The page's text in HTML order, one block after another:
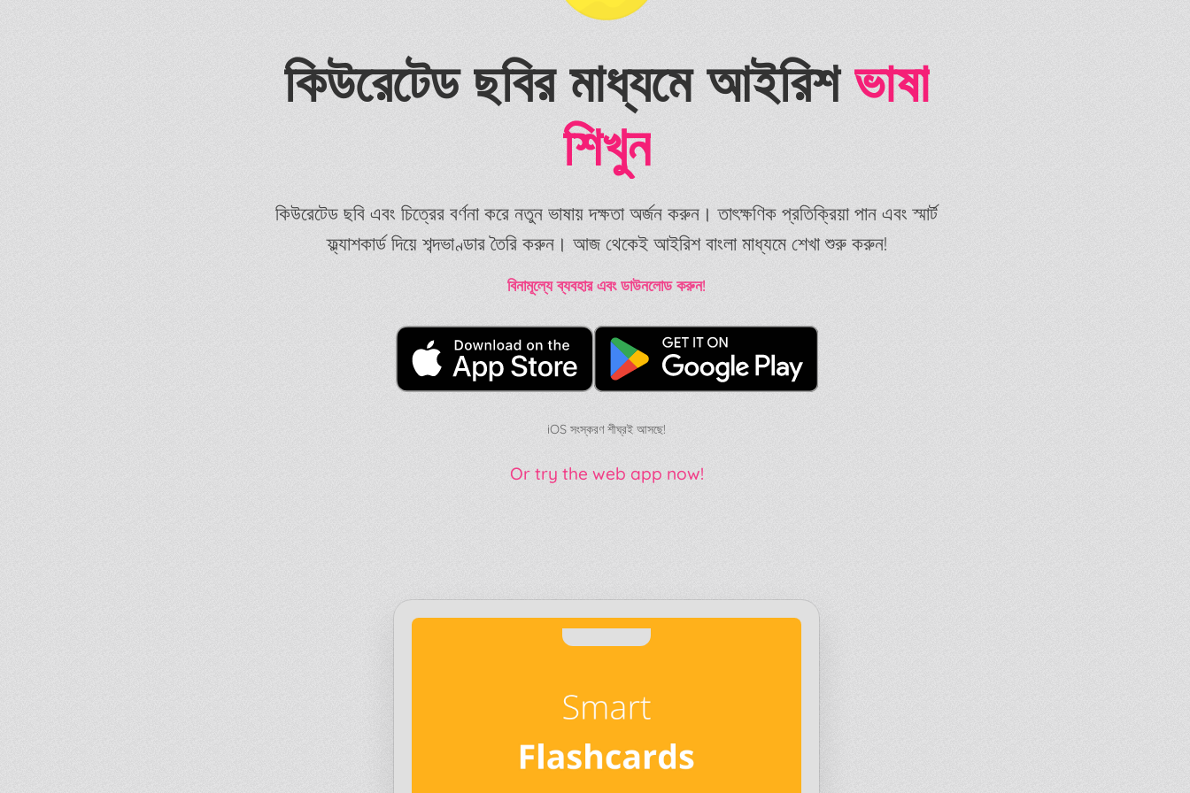
কিউরেটেড ছবির মাধ্যমে আইরিশভাষা
শিখুন
কিউরেটেড ছবি এবং চিত্রের বর্ণনা করে নতুন ভাষায় দক্ষতা অর্জন করুন। তাৎক্ষণিক প্রতিক্রিয়া পান এবং স্মার্ট
ফ্ল্যাশকার্ড দিয়ে শব্দভাণ্ডার তৈরি করুন। আজ থেকেই আইরিশ বাংলা মাধ্যমে শেখা শুরু করুন!
বিনামূল্যে ব্যবহার এবং ডাউনলোড করুন!
iOS সংস্করণ শীঘ্রই আসছে!
Or try the web app now!